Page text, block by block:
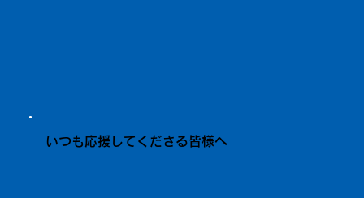
いつも応援してくださる皆様へ